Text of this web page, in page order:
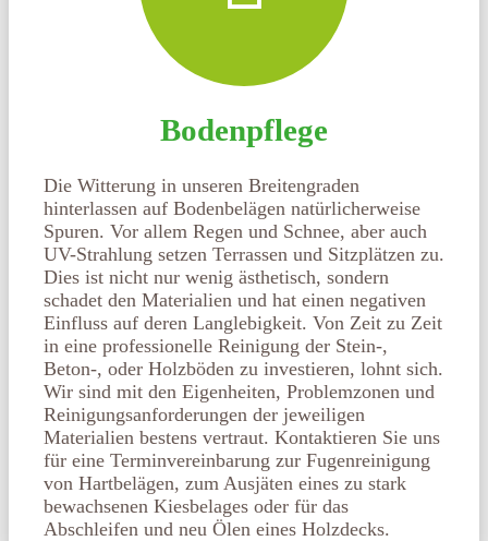
Bodenpflege
Die Witterung in unseren Breitengraden
hinterlassen auf Bodenbelägen natürlicherweise
Spuren. Vor allem Regen und Schnee, aber auch
UV-Strahlung setzen Terrassen und Sitzplätzen zu.
Dies ist nicht nur wenig ästhetisch, sondern
schadet den Materialien und hat einen negativen
Einfluss auf deren Langlebigkeit. Von Zeit zu Zeit
in eine professionelle Reinigung der Stein-,
Beton-, oder Holzböden zu investieren, lohnt sich.
Wir sind mit den Eigenheiten, Problemzonen und
Reinigungsanforderungen der jeweiligen
Materialien bestens vertraut. Kontaktieren Sie uns
für eine Terminvereinbarung zur Fugenreinigung
von Hartbelägen, zum Ausjäten eines zu stark
bewachsenen Kiesbelages oder für das
Abschleifen und neu Ölen eines Holzdecks.